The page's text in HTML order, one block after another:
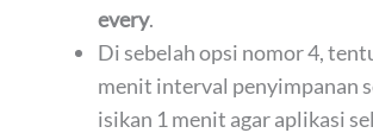
every.
Di sebelah opsi nomor 4,
menit interval penyimpanan
isikan 1 menit agar aplikasi